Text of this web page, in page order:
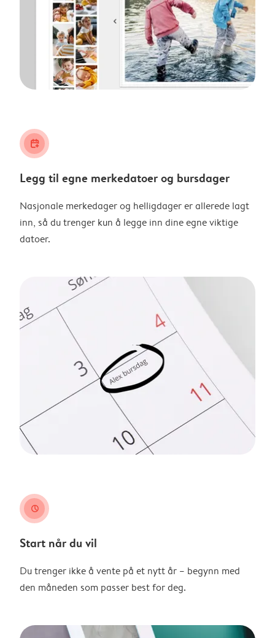
calendar_plus
Legg til egne merkedatoer og bursdager
Nasjonale merkedager og helligdager er allerede lagt
inn, så du trenger kun å legge inn dine egne viktige
datoer.
clock
Start når du vil
Du trenger ikke å vente på et nytt år – begynn med
den måneden som passer best for deg.